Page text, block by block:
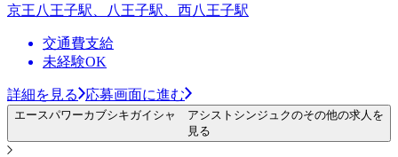
京王八王子駅、八王子駅、西八王子駅
交通費支給
未経験OK
詳細を見る 応募画面に進む
エースパワーカブシキガイシャ アシストシンジュクのその他の求人を
見る